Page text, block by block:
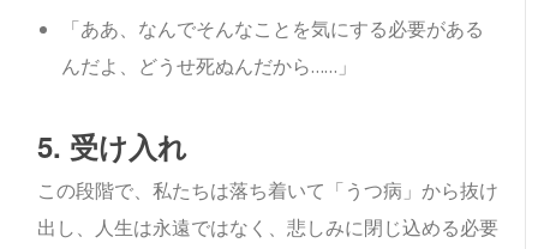
「ああ、なんでそんなことを気にする必要がある
んだよ、どうせ死ぬんだから……」
5. 受け入れ
この段階で、私たちは落ち着いて「うつ病」から抜け
出し、人生は永遠ではなく、悲しみに閉じ込める必要